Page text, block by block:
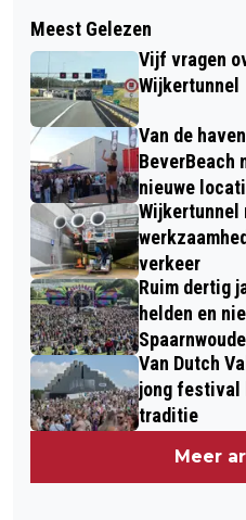
Meest Gelezen
Vijf vragen
Wijkertunnel
Van de
BeverBeach
nieuwe
Wijkertunnel
verkeer
Ruim dertig
helden en
Spaarnwoude
Van Dutch
jong festival
traditie
Meer